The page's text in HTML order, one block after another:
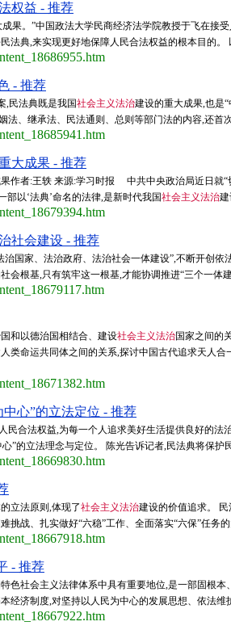
权益 - 推荐
果。”中国政法大学民商经济法学院教授于飞在接
法典,来实现更好地保障人民合法权益的根本目的
- 推荐
,民法典既是我国社会主义法治建设的重大成果,也
、继承法、民法通则、总则等部门法的内容,还首
大成果 - 推荐
作者:王轶 来源:学习时报 中共中央政治局近日就
以‘法典’命名的法律,是新时代我国社会主义法治建
社会建设 - 推荐
国家、法治政府、法治社会一体建设”,不断开创依
会根基,只有筑牢这一根基,才能协调推进“三个一体
和以德治国相结合、建设社会主义法治国家之间的
类命运共同体之间的关系,探讨中国古代追求天人
心”的立法定位 - 推荐
民合法权益,为每一个人追求美好生活提供良好的
”的立法理念与定位。 陈光告诉记者,民法典将保
立法原则,体现了社会主义法治建设的价值追求。
挑战、扎实做好“六稳”工作、全面落实“六保”任务
- 推荐
色社会主义法律体系中具有重要地位,是一部固根
经济制度,对坚持以人民为中心的发展思想、依法